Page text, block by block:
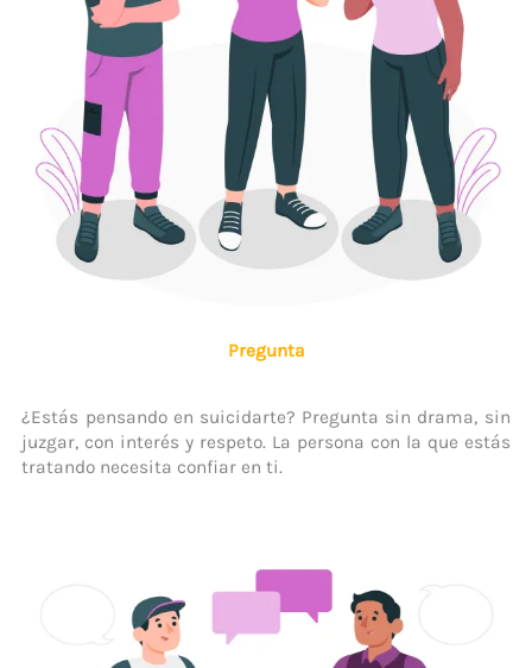
Pregunta
¿Estás pensando en suicidarte? Pregunta sin drama, sin
juzgar, con interés y respeto. La persona con la que estás
tratando necesita confiar en ti.